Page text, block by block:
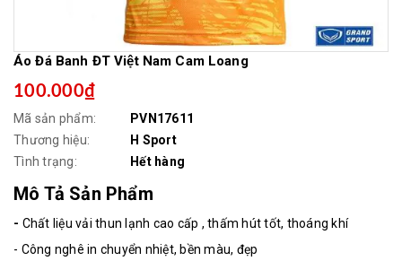
Áo Đá Banh ĐT Việt Nam Cam Loang
100.000₫
Mã sản phẩm:
PVN17611
Thương hiệu:
H Sport
Tình trạng:
Hết hàng
Mô Tả Sản Phẩm
- Chất liệu vải thun lạnh cao cấp , thấm hút tốt, thoáng khí
- Công nghê in chuyển nhiệt, bền màu, đẹp